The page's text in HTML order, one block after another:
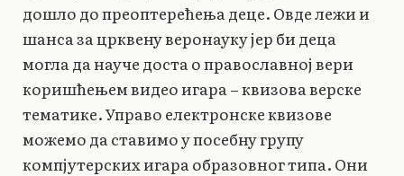
дошло до преоптерећења деце. Овде лежи и
шанса за црквену веронауку јер би деца
могла да науче доста о православној вери
коришћењем видео игара – квизова верске
тематике. Управо електронске квизове
можемо да ставимо у посебну групу
компјутерских игара образовног типа. Они